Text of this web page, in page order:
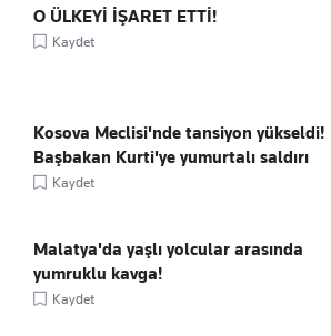
O ÜLKEYİ İŞARET ETTİ!
Kaydet
Kosova Meclisi'nde tansiyon yükseldi!
Başbakan Kurti'ye yumurtalı saldırı
Kaydet
Malatya'da yaşlı yolcular arasında
yumruklu kavga!
Kaydet